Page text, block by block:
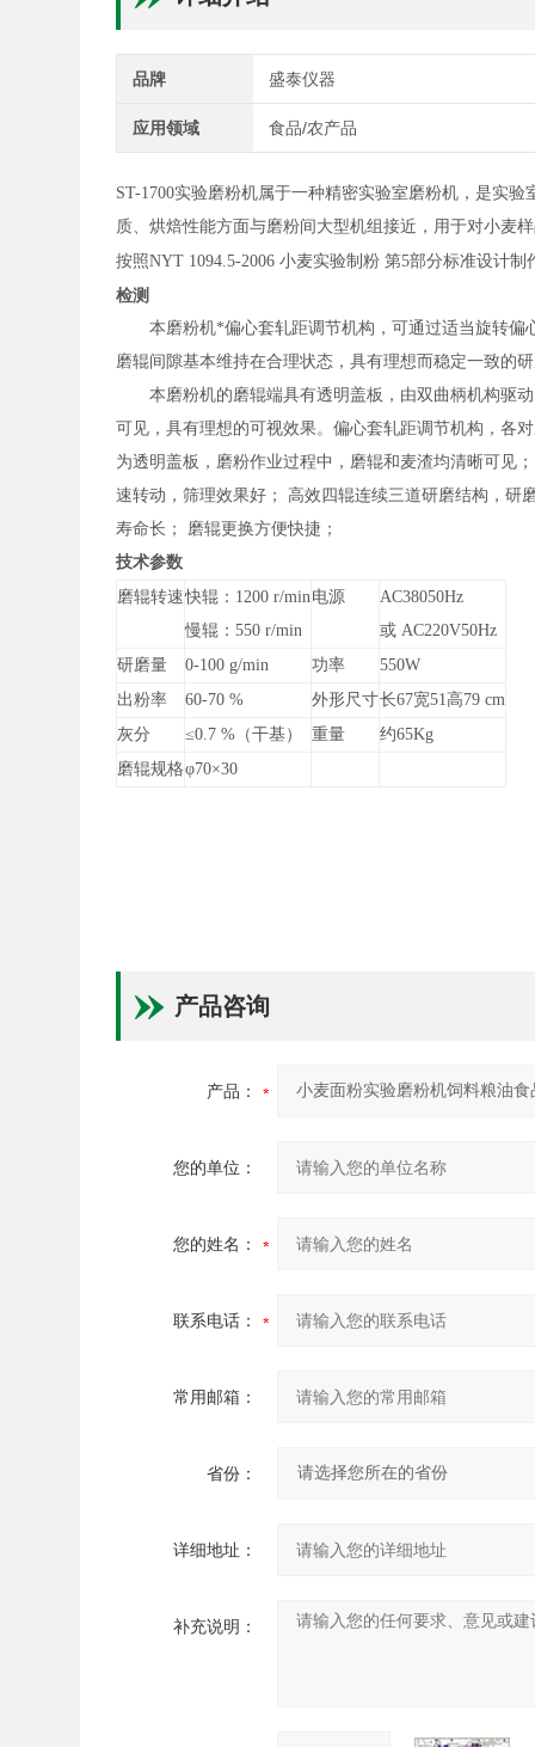
品牌 盛泰仪器
应用领域 食品/农产品
ST-1700实验磨粉机属于一种精密实验室磨粉机，是实
质、烘焙性能方面与磨粉间大型机组接近，用于对小麦
按照NYT 1094.5-2006 小麦实验制粉 第5部分标准设计制
检测
本磨粉机*偏心套轧距调节机构，可通过适当旋转偏
磨辊间隙基本维持在合理状态，具有理想而稳定一致的
本磨粉机的磨辊端具有透明盖板，由双曲柄机构驱动
可见，具有理想的可视效果。偏心套轧距调节机构，各
为透明盖板，磨粉作业过程中，磨辊和麦渣均清晰可见
速转动，筛理效果好； 高效四辊连续三道研磨结构，研
寿命长； 磨辊更换方便快捷；
技术参数
磨辊转速快辊：1200 r/min
慢辊：550 r/min
电源
AC38050Hz
或 AC220V50Hz
研磨量
0-100 g/min 功率
550W
出粉率
60-70 % 外形尺寸长67宽51高79 cm
灰分
≤0.7 %（干基） 重量
约65Kg
磨辊规格φ70×30
产品咨询
产品：
您的单位：
您的姓名：
联系电话：
常用邮箱：
省份：
详细地址：
补充说明：